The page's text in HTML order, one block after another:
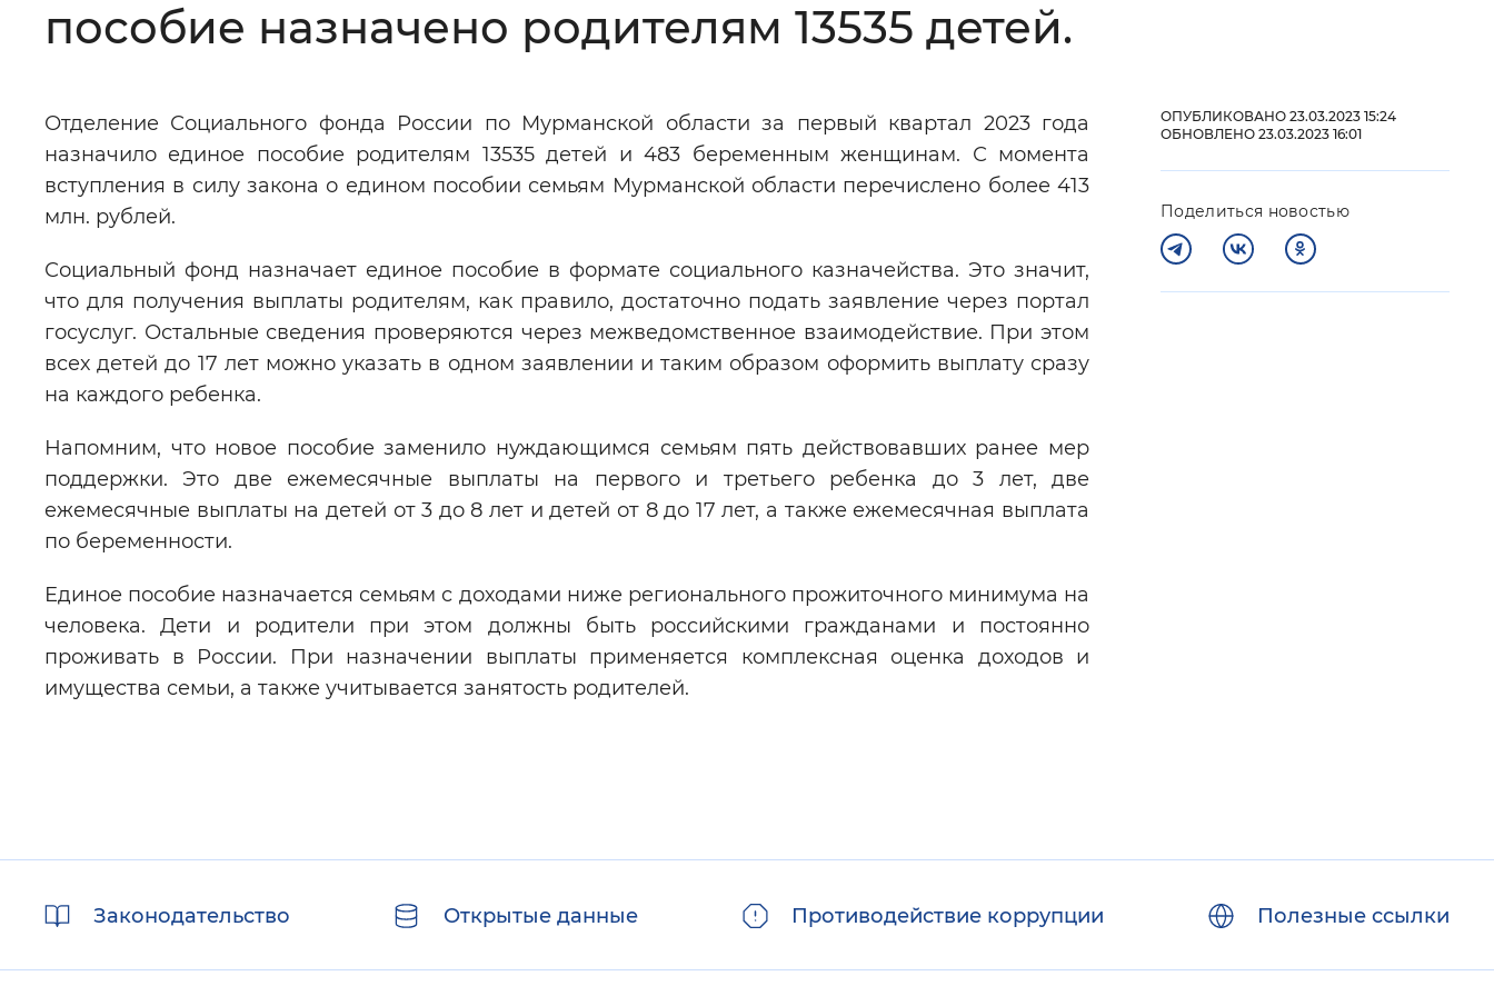
Цвет сайта: Монохромный Инверсивный монохромный Синий фон
Изображения: Включены Выключены
Звуковой ассистент
Вернуть стандартные настройки
пособие назначено родителям 13535 детей.
Отделение Социального фонда России по Мурманской области за первый квартал 2023 года
назначило единое пособие родителям 13535 детей и 483 беременным женщинам. С момента
вступления в силу закона о едином пособии семьям Мурманской области перечислено более 413
млн. рублей.
Социальный фонд назначает единое пособие в формате социального казначейства. Это значит,
что для получения выплаты родителям, как правило, достаточно подать заявление через портал
госуслуг. Остальные сведения проверяются через межведомственное взаимодействие. При этом
всех детей до 17 лет можно указать в одном заявлении и таким образом оформить выплату сразу
на каждого ребенка.
Напомним, что новое пособие заменило нуждающимся семьям пять действовавших ранее мер
поддержки. Это две ежемесячные выплаты на первого и третьего ребенка до 3 лет, две
ежемесячные выплаты на детей от 3 до 8 лет и детей от 8 до 17 лет, а также ежемесячная выплата
по беременности.
Единое пособие назначается семьям с доходами ниже регионального прожиточного минимума на
человека. Дети и родители при этом должны быть российскими гражданами и постоянно
проживать в России. При назначении выплаты применяется комплексная оценка доходов и
имущества семьи, а также учитывается занятость родителей.
ОПУБЛИКОВАНО 23.03.2023 15:24
ОБНОВЛЕНО 23.03.2023 16:01
Поделиться новостью
ссылкиЗаконодательство Открытые данные Противодействие коррупции Полезные ссылки